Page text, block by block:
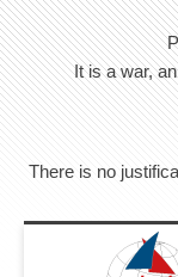
It is a war,
There is no